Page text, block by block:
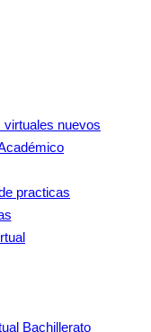
virtuales nuevos
practicas
Bachillerato